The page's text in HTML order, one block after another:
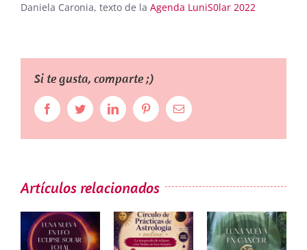
Daniela Caronia, texto de la Agenda LuniS0lar 2022
Si te gusta, comparte ;)
FacebookTwitterLinkedIn PinterestCorreo
electrónico
Artículos relacionados